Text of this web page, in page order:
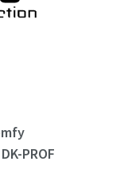
PROF